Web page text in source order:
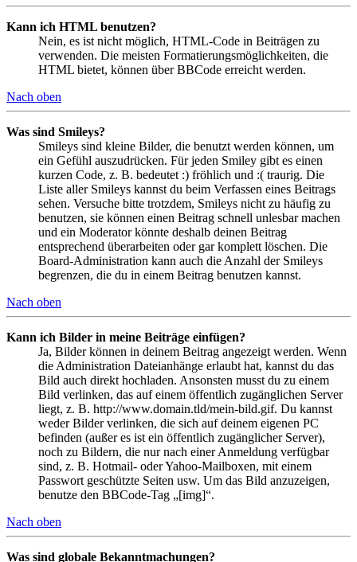
Kann ich HTML benutzen?
Nein, es ist nicht möglich, HTML-Code in Beiträgen zu
verwenden. Die meisten Formatierungsmöglichkeiten, die
HTML bietet, können über BBCode erreicht werden.
Nach oben
Was sind Smileys?
Smileys sind kleine Bilder, die benutzt werden können, um
ein Gefühl auszudrücken. Für jeden Smiley gibt es einen
kurzen Code, z. B. bedeutet :) fröhlich und :( traurig. Die
Liste aller Smileys kannst du beim Verfassen eines Beitrags
sehen. Versuche bitte trotzdem, Smileys nicht zu häufig zu
benutzen, sie können einen Beitrag schnell unlesbar machen
und ein Moderator könnte deshalb deinen Beitrag
entsprechend überarbeiten oder gar komplett löschen. Die
Board-Administration kann auch die Anzahl der Smileys
begrenzen, die du in einem Beitrag benutzen kannst.
Nach oben
Kann ich Bilder in meine Beiträge einfügen?
Ja, Bilder können in deinem Beitrag angezeigt werden. Wenn
die Administration Dateianhänge erlaubt hat, kannst du das
Bild auch direkt hochladen. Ansonsten musst du zu einem
Bild verlinken, das auf einem öffentlich zugänglichen Server
liegt, z. B. http://www.domain.tld/mein-bild.gif. Du kannst
weder Bilder verlinken, die sich auf deinem eigenen PC
befinden (außer es ist ein öffentlich zugänglicher Server),
noch zu Bildern, die nur nach einer Anmeldung verfügbar
sind, z. B. Hotmail- oder Yahoo-Mailboxen, mit einem
Passwort geschützte Seiten usw. Um das Bild anzuzeigen,
benutze den BBCode-Tag „[img]“.
Nach oben
Was sind globale Bekanntmachungen?